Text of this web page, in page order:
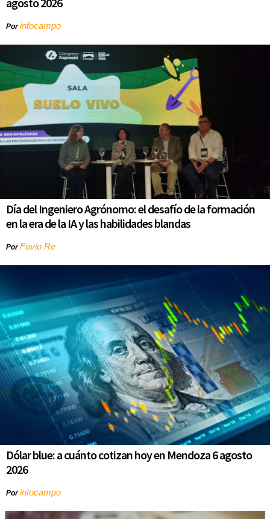
Porinfocampo
Día del Ingeniero Agrónomo: el desafío de la formación
en la era de la IA y las habilidades blandas
PorFavio Re
Dólar blue: a cuánto cotizan hoy en Mendoza 6 agosto
2026
Porinfocampo